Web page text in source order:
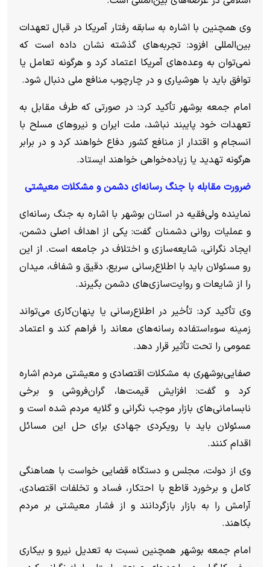
وی همچنین با اشاره به سابقه رفتار آمریکا در قبال تعهدات
بین‌المللی افزود: تجربه‌های گذشته نشان داده است که
نمی‌توان به وعده‌های آمریکا اعتماد کرد و هرگونه تعامل یا
توافق باید با هوشیاری و در چارچوب منافع ملی دنبال شود.
امام جمعه بوشهر تأکید کرد: در صورتی که طرف مقابل به
تعهدات خود پایبند نباشد، ملت ایران و نیرو‌های مسلح با
انسجام و اقتدار از منافع کشور دفاع خواهند کرد و در برابر
هرگونه تهدید یا زیاده‌خواهی خواهند ایستاد.
ضرورت مقابله با جنگ رسانه‌ای دشمن و مشکلات معیشتی
نماینده ولی‌فقیه در استان بوشهر با اشاره به جنگ رسانه‌ای
و عملیات روانی دشمنان گفت: یکی از اهداف اصلی دشمن،
ایجاد نگرانی، شایعه‌سازی و اختلاف در جامعه است. از این
رو مسئولان باید با اطلاع‌رسانی سریع، دقیق و شفاف، میدان
را از شایعات و روایت‌سازی‌های دشمن بگیرند.
وی تأکید کرد: تأخیر در اطلاع‌رسانی یا پنهان‌کاری می‌تواند
زمینه سوءاستفاده رسانه‌های معاند را فراهم کند و اعتماد
عمومی را تحت تأثیر قرار دهد.
صفایی‌بوشهری به مشکلات اقتصادی و معیشتی مردم اشاره
کرد و گفت: افزایش قیمت‌ها، گران‌فروشی و برخی
نابسامانی‌های بازار موجب نگرانی و گلایه مردم شده است و
مسئولان باید با رویکردی جهادی برای حل این مسائل
اقدام کنند.
وی از دولت، مجلس و دستگاه قضایی خواست با هماهنگی
کامل و برخورد قاطع با احتکار، فساد و تخلفات اقتصادی،
آرامش را به بازار بازگردانند و از فشار معیشتی بر مردم
بکاهند.
امام جمعه بوشهر همچنین نسبت به تعدیل نیرو و بیکاری